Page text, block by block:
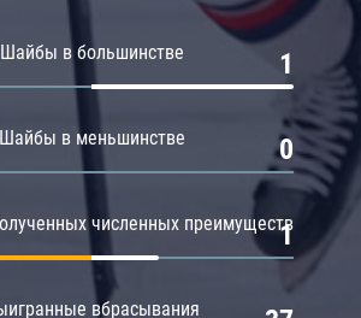
Шайбы в большинстве 1
Шайбы в меньшинстве 0
численных преимуществ
1
вбрасывания